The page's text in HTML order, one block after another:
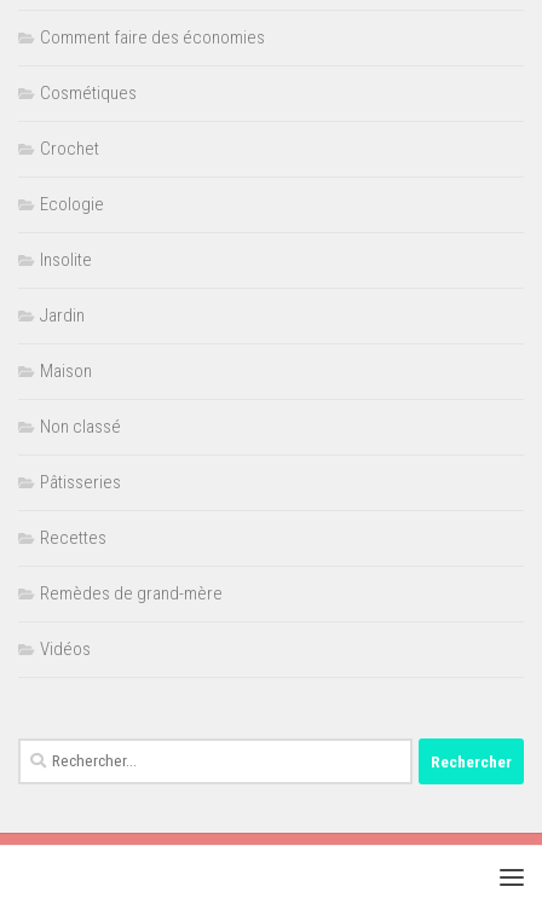
Comment faire des économies
Cosmétiques
Crochet
Ecologie
Insolite
Jardin
Maison
Non classé
Pâtisseries
Recettes
Remèdes de grand-mère
Vidéos
Rechercher :